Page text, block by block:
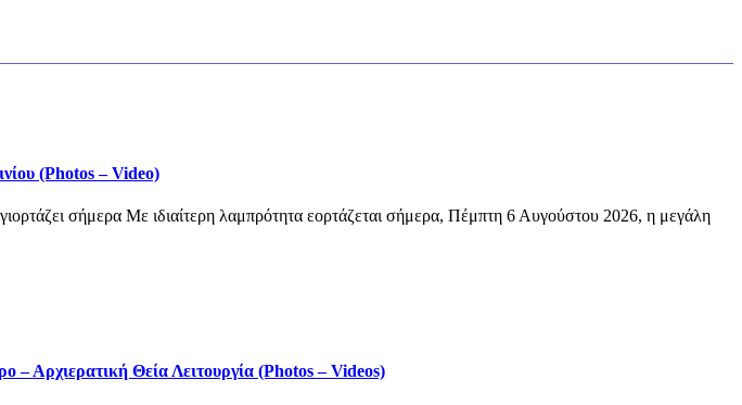
(Photos – Video)
σήμερα Με ιδιαίτερη λαμπρότητα εορτάζεται σήμερα, Πέμπτη 6 Αυγούστου 2026, η μεγάλη
Αρχιερατική Θεία Λειτουργία (Photos – Videos)